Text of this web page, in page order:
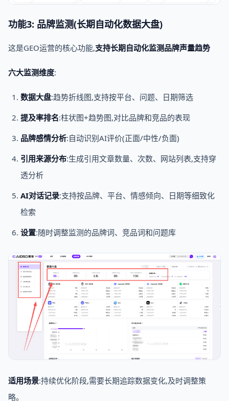
功能3: 品牌监测(长期自动化数据大盘)
这是GEO运营的核心功能,支持长期自动化监测品牌声量趋势
六大监测维度:
数据大盘:趋势折线图,支持按平台、问题、日期筛选
提及率排名:柱状图+趋势图,对比品牌和竞品的表现
品牌感情分析:自动识别AI评价(正面/中性/负面)
引用来源分布:生成引用文章数量、次数、网站列表,支持穿
透分析
AI对话记录:支持按品牌、平台、情感倾向、日期等细致化
检索
设置:随时调整监测的品牌词、竞品词和问题库
适用场景:持续优化阶段,需要长期追踪数据变化,及时调整策
略。